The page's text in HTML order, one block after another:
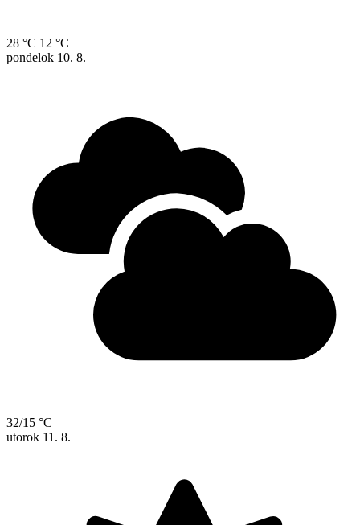
28 °C 12 °C
pondelok 10. 8.
32/15 °C
utorok 11. 8.